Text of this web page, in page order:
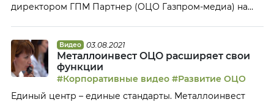
директором ГПМ Партнер (ОЦО Газпром-медиа) на
лет занимается организацией и оптимизацией Общих
центров обслуживания в России: она руководила
проектами по созданию первого в стране
транзакционного центра […]
Видео 03.08.2021
Металлоинвест ОЦО расширяет свои
функции
#Корпоративные видео #Развитие ОЦО
Единый центр – единые стандарты. Металлоинвест